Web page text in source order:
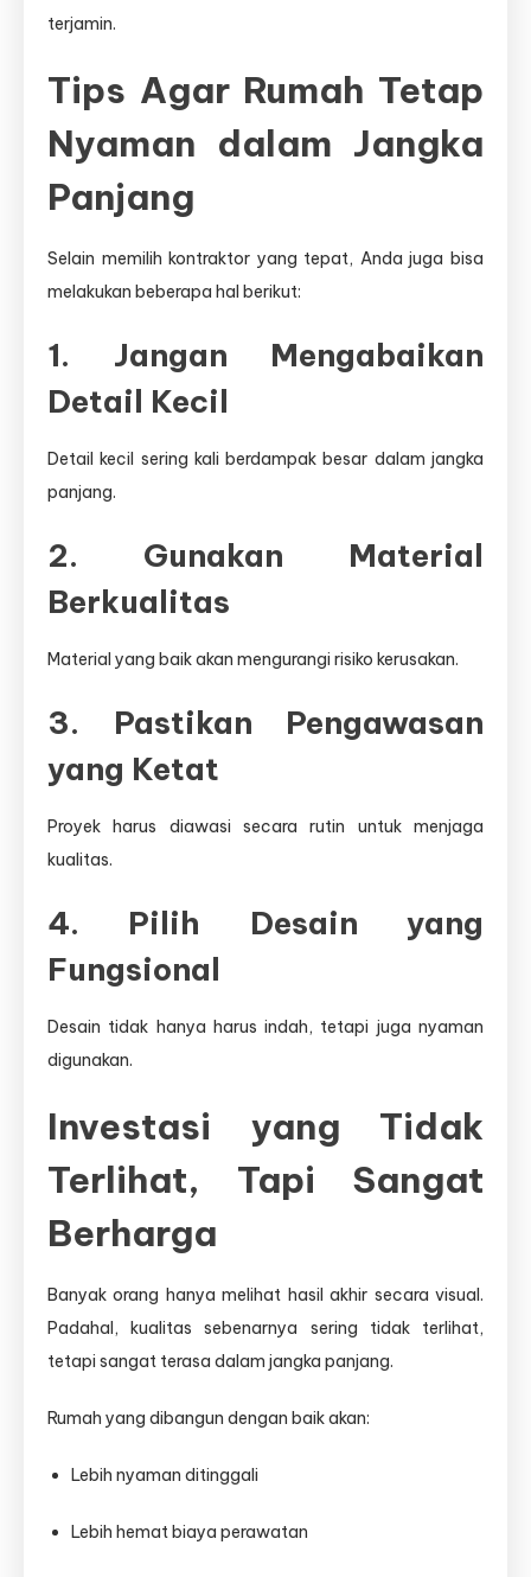
terjamin.
Tips Agar Rumah Tetap
Nyaman dalam Jangka
Panjang
Selain memilih kontraktor yang tepat, Anda juga bisa
melakukan beberapa hal berikut:
1. Jangan Mengabaikan
Detail Kecil
Detail kecil sering kali berdampak besar dalam jangka
panjang.
2. Gunakan Material
Berkualitas
Material yang baik akan mengurangi risiko kerusakan.
3. Pastikan Pengawasan
yang Ketat
Proyek harus diawasi secara rutin untuk menjaga
kualitas.
4. Pilih Desain yang
Fungsional
Desain tidak hanya harus indah, tetapi juga nyaman
digunakan.
Investasi yang Tidak
Terlihat, Tapi Sangat
Berharga
Banyak orang hanya melihat hasil akhir secara visual.
Padahal, kualitas sebenarnya sering tidak terlihat,
tetapi sangat terasa dalam jangka panjang.
Rumah yang dibangun dengan baik akan:
Lebih nyaman ditinggali
Lebih hemat biaya perawatan